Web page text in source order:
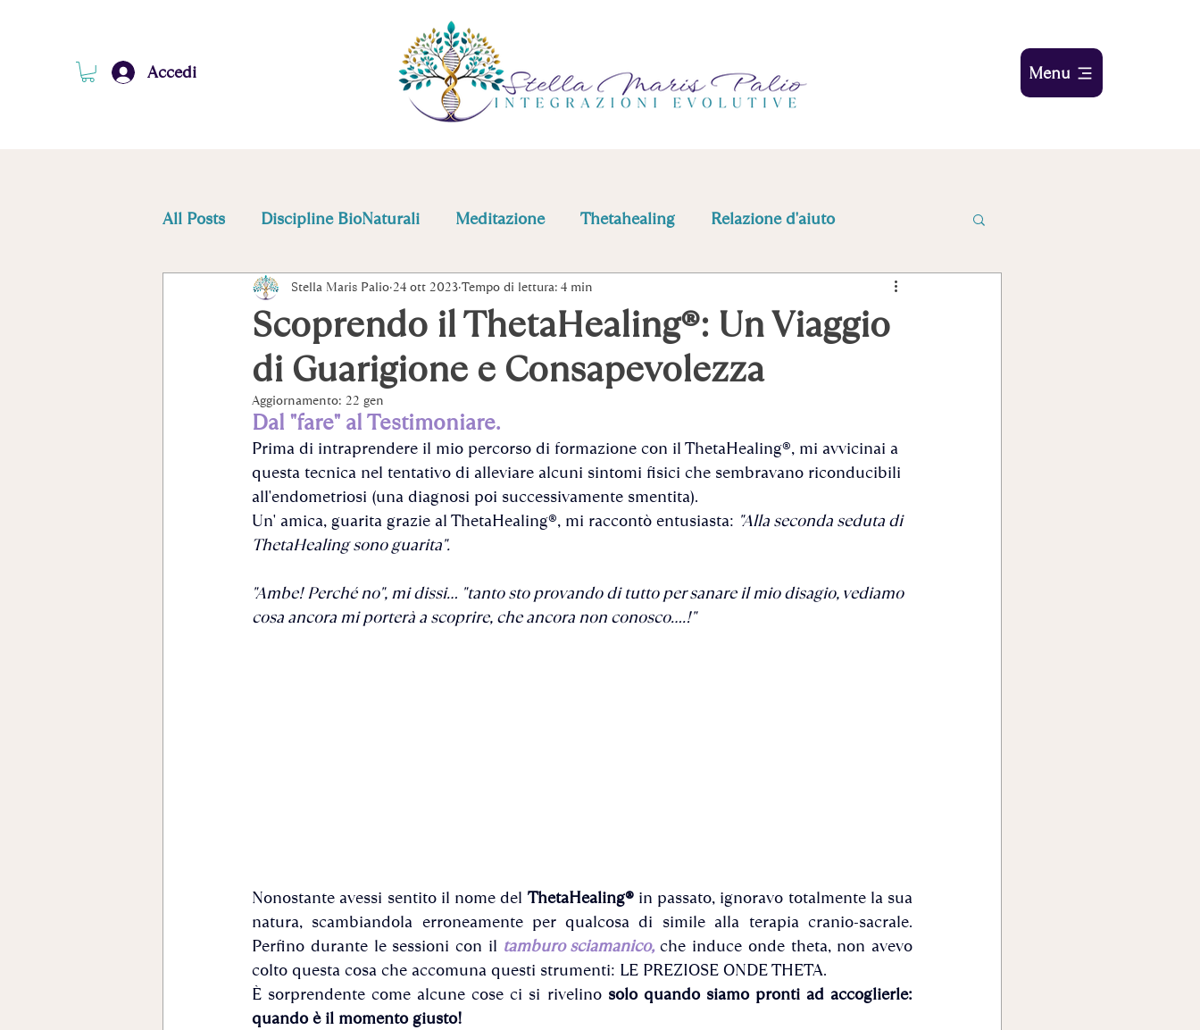
Accedi Menu
All Posts Discipline BioNaturali Meditazione Thetahealing Relazione d'aiuto
Emotional Reset
Scoprendo il ThetaHealing®: Un Viaggio
di Guarigione e Consapevolezza
Stella Maris Palio 24 ott 2023 Tempo di lettura: 4 min
Aggiornamento: 22 gen
Dal "fare" al Testimoniare.
Prima di intraprendere il mio percorso di formazione con il ThetaHealing®, mi avvicinai a
questa tecnica nel tentativo di alleviare alcuni sintomi fisici che sembravano riconducibili
all'endometriosi (una diagnosi poi successivamente smentita).
Un' amica, guarita grazie al ThetaHealing®, mi raccontò entusiasta: "Alla seconda seduta di
ThetaHealing sono guarita".
"Ambe! Perché no", mi dissi... "tanto sto provando di tutto per sanare il mio disagio, vediamo
cosa ancora mi porterà a scoprire, che ancora non conosco....!"
Nonostante avessi sentito il nome del ThetaHealing® in passato, ignoravo totalmente la sua
natura, scambiandola erroneamente per qualcosa di simile alla terapia cranio-sacrale.
Perfino durante le sessioni con il tamburo sciamanico, che induce onde theta, non avevo
colto questa cosa che accomuna questi strumenti: LE PREZIOSE ONDE THETA.
È sorprendente come alcune cose ci si rivelino solo quando siamo pronti ad accoglierle:
quando è il momento giusto!